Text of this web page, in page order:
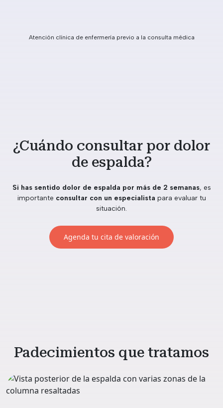
Atención clínica de enfermería previo a la consulta médica
¿Cuándo consultar por dolor
de espalda?
Si has sentido dolor de espalda por más de 2 semanas, es
importante consultar con un especialista para evaluar tu
situación.
Agenda tu cita de valoración
Padecimientos que tratamos